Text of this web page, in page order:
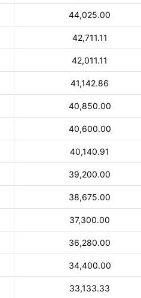
44,025.00
42,711.11
42,011.11
41,142.86
40,850.00
40,600.00
40,140.91
39,200.00
38,675.00
37,300.00
36,280.00
34,400.00
33,133.33